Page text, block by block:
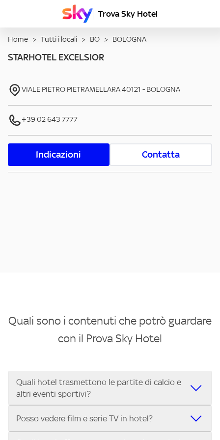
Trova Sky Hotel
Home > Tutti i locali > BO > BOLOGNA
STARHOTEL EXCELSIOR
VIALE PIETRO PIETRAMELLARA40121 - BOLOGNA
+39 02 643 7777
Indicazioni Contatta
Quali sono i contenuti che potrò guardare
con il Prova Sky Hotel
Quali hotel trasmettono le partite di calcio e
altri eventi sportivi?
Se cerchi un hotel dove poter vedere le partite di Serie A,
Posso vedere film e serie TV in hotel?